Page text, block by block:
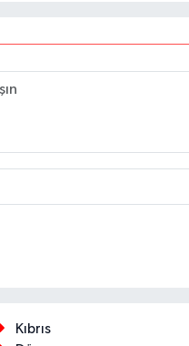
Kıbrıs